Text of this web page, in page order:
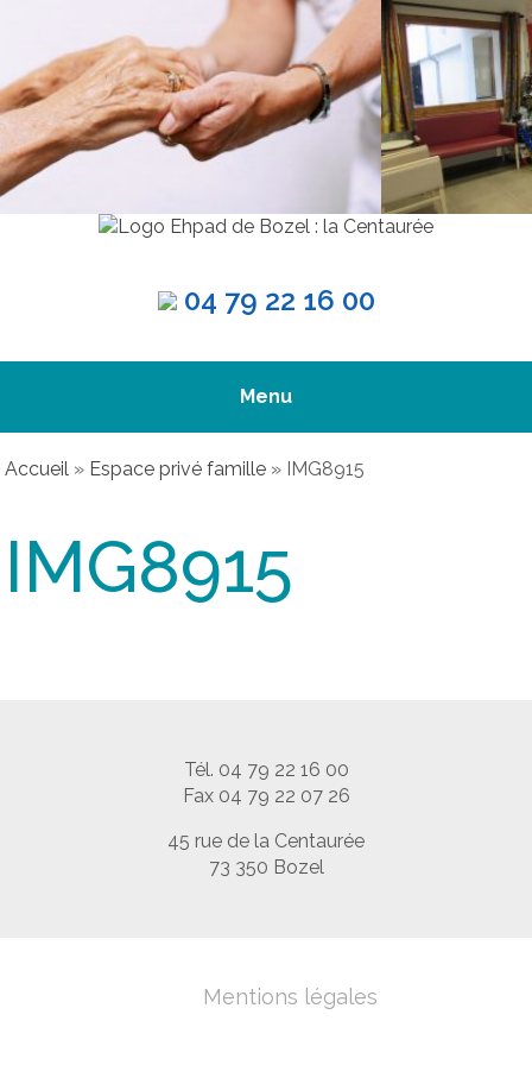
04 79 22 16 00
Menu
Accueil » Espace privé famille » IMG8915
IMG8915
Tél. 04 79 22 16 00
Fax 04 79 22 07 26
45 rue de la Centaurée
73 350 Bozel
Mentions légales